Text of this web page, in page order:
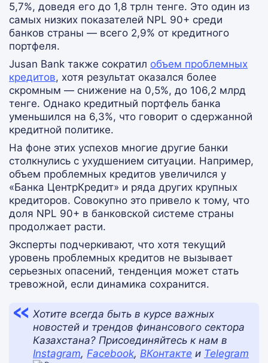
5,7%, доведя его до 1,8 трлн тенге. Это один из
самых низких показателей NPL 90+ среди
банков страны — всего 2,9% от кредитного
портфеля.
Jusan Bank также сократил объем проблемных
кредитов, хотя результат оказался более
скромным — снижение на 0,5%, до 106,2 млрд
тенге. Однако кредитный портфель банка
уменьшился на 6,3%, что говорит о сдержанной
кредитной политике.
На фоне этих успехов многие другие банки
столкнулись с ухудшением ситуации. Например,
объем проблемных кредитов увеличился у
«Банка ЦентрКредит» и ряда других крупных
кредиторов. Совокупно это привело к тому, что
доля NPL 90+ в банковской системе страны
продолжает расти.
Эксперты подчеркивают, что хотя текущий
уровень проблемных кредитов не вызывает
серьезных опасений, тенденция может стать
тревожной, если динамика сохранится.
Хотите всегда быть в курсе важных
новостей и трендов финансового сектора
Казахстана? Присоединяйтесь к нам в
Instagram, Facebook, ВКонтакте и Telegram